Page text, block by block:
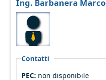
Ing. Barbanera Marco
Contatti
PEC: non disponibile